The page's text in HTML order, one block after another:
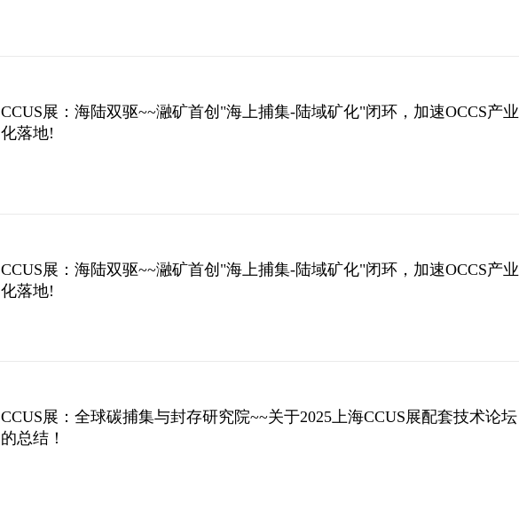
CCUS展：海陆双驱~~瀜矿首创"海上捕集-陆域矿化"闭环，加速OCCS产业
化落地!
CCUS展：海陆双驱~~瀜矿首创"海上捕集-陆域矿化"闭环，加速OCCS产业
化落地!
CCUS展：全球碳捕集与封存研究院~~关于2025上海CCUS展配套技术论坛
的总结！